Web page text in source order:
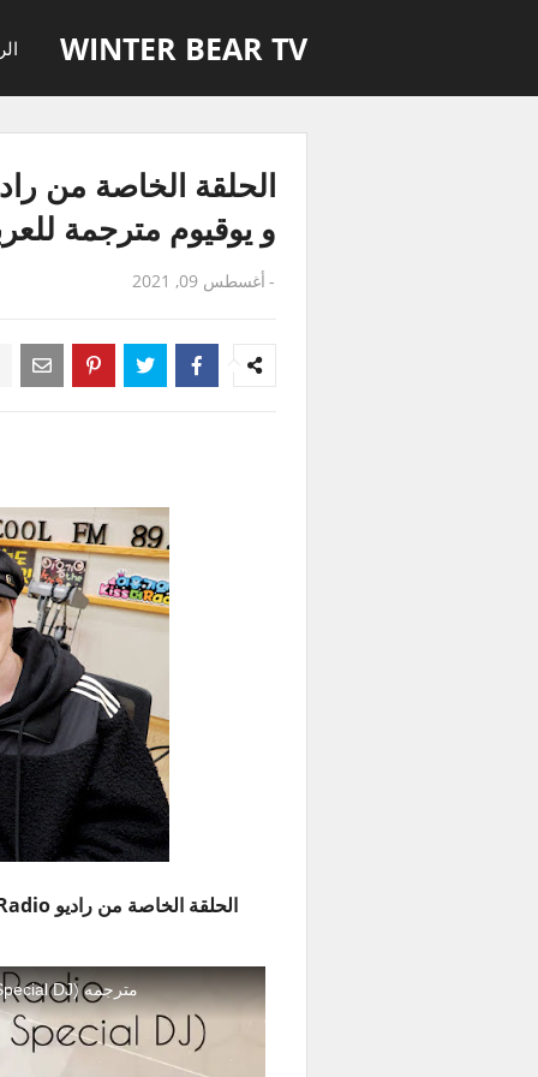
WINTER BEAR TV
و يوقيوم مترجمة
- أغسطس 09, 2021
الحلقة الخاصة من راديو Kiss the Radio مع يونقجاي و يوقيوم مترجمة للعربية